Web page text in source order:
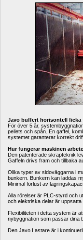
Javo buffert horisontell ficka
För över 5 år,
pellets och spån. En gaffel,
systemet garanterar korrekt
Hur fungerar maskinen arbete
Den patenterade skrapteknik
Gaffeln drivs fram och tillbaka
Olika typer av sidoväggarna i
bunkern. Bunkern kan laddas
Minimal förlust av
Alla rörelser är PLC-styrd och
och elektriska delar är uppsatta
Flexibiliteten i detta system är
nybyggnation som passar dina
Den Javo Lastare är i